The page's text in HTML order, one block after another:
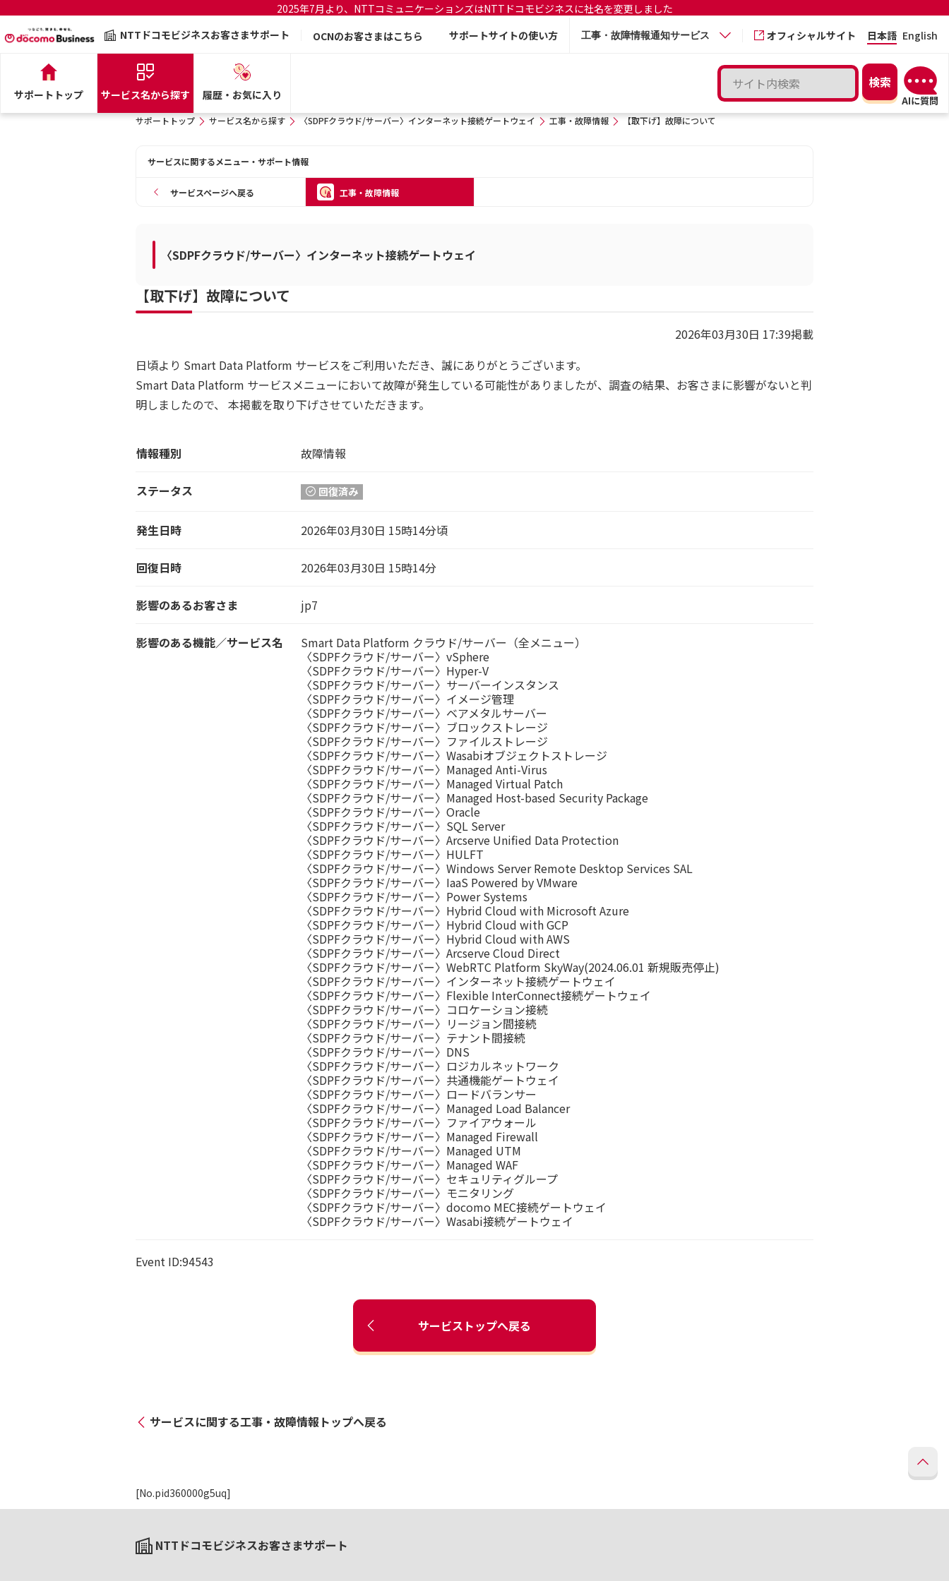
2025年7月より、NTTコミュニケーションズはNTTドコモビジネスに社名を変更しました
NTTドコモビジネスお客さまサポート
OCNのお客さまはこちら サポートサイトの使い方 工事・故障情報通知サービス オフィシャルサイト 日本語 English
サポートトップ サービス名から探す 履歴・お気に入り
サポートトップ サービス名から探す 〈SDPFクラウド/サーバー〉インターネット接続ゲートウェイ 工事・故障情報 【取下げ】故障について
サービスに関するメニュー・サポート情報
サービスページへ戻る 工事・故障情報
〈SDPFクラウド/サーバー〉インターネット接続ゲートウェイ
【取下げ】故障について
2026年03月30日 17:39掲載
日頃より Smart Data Platform サービスをご利用いただき、誠にありがとうございます。
Smart Data Platform サービスメニューにおいて故障が発生している可能性がありましたが、調査の結果、お客さまに影響がないと判
明しましたので、 本掲載を取り下げさせていただきます。
情報種別 故障情報
ステータス 回復済み
発生日時 2026年03月30日 15時14分頃
回復日時 2026年03月30日 15時14分
影響のあるお客さま jp7
影響のある機能／サービス名
Smart Data Platform クラウド/サーバー（全メニュー）
〈SDPFクラウド/サーバー〉vSphere
〈SDPFクラウド/サーバー〉Hyper-V
〈SDPFクラウド/サーバー〉サーバーインスタンス
〈SDPFクラウド/サーバー〉イメージ管理
〈SDPFクラウド/サーバー〉ベアメタルサーバー
〈SDPFクラウド/サーバー〉ブロックストレージ
〈SDPFクラウド/サーバー〉ファイルストレージ
〈SDPFクラウド/サーバー〉Wasabiオブジェクトストレージ
〈SDPFクラウド/サーバー〉Managed Anti-Virus
〈SDPFクラウド/サーバー〉Managed Virtual Patch
〈SDPFクラウド/サーバー〉Managed Host-based Security Package
〈SDPFクラウド/サーバー〉Oracle
〈SDPFクラウド/サーバー〉SQL Server
〈SDPFクラウド/サーバー〉Arcserve Unified Data Protection
〈SDPFクラウド/サーバー〉HULFT
〈SDPFクラウド/サーバー〉Windows Server Remote Desktop Services SAL
〈SDPFクラウド/サーバー〉IaaS Powered by VMware
〈SDPFクラウド/サーバー〉Power Systems
〈SDPFクラウド/サーバー〉Hybrid Cloud with Microsoft Azure
〈SDPFクラウド/サーバー〉Hybrid Cloud with GCP
〈SDPFクラウド/サーバー〉Hybrid Cloud with AWS
〈SDPFクラウド/サーバー〉Arcserve Cloud Direct
〈SDPFクラウド/サーバー〉WebRTC Platform SkyWay(2024.06.01 新規販売停止)
〈SDPFクラウド/サーバー〉インターネット接続ゲートウェイ
〈SDPFクラウド/サーバー〉Flexible InterConnect接続ゲートウェイ
〈SDPFクラウド/サーバー〉コロケーション接続
〈SDPFクラウド/サーバー〉リージョン間接続
〈SDPFクラウド/サーバー〉テナント間接続
〈SDPFクラウド/サーバー〉DNS
〈SDPFクラウド/サーバー〉ロジカルネットワーク
〈SDPFクラウド/サーバー〉共通機能ゲートウェイ
〈SDPFクラウド/サーバー〉ロードバランサー
〈SDPFクラウド/サーバー〉Managed Load Balancer
〈SDPFクラウド/サーバー〉ファイアウォール
〈SDPFクラウド/サーバー〉Managed Firewall
〈SDPFクラウド/サーバー〉Managed UTM
〈SDPFクラウド/サーバー〉Managed WAF
〈SDPFクラウド/サーバー〉セキュリティグループ
〈SDPFクラウド/サーバー〉モニタリング
〈SDPFクラウド/サーバー〉docomo MEC接続ゲートウェイ
〈SDPFクラウド/サーバー〉Wasabi接続ゲートウェイ
Event ID:94543
サービストップへ戻る
サービスに関する工事・故障情報トップへ戻る
[No.pid360000g5uq]
NTTドコモビジネスお客さまサポート